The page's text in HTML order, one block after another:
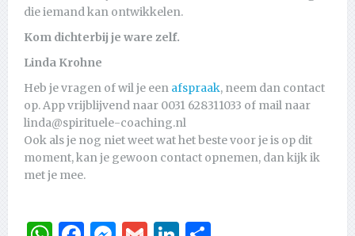
die iemand kan ontwikkelen.
Kom dichterbij je ware zelf.
Linda Krohne
Heb je vragen of wil je een afspraak, neem dan contact
op. App vrijblijvend naar 0031 628311033 of mail naar
linda@spirituele-coaching.nl
Ook als je nog niet weet wat het beste voor je is op dit
moment, kan je gewoon contact opnemen, dan kijk ik
met je mee.